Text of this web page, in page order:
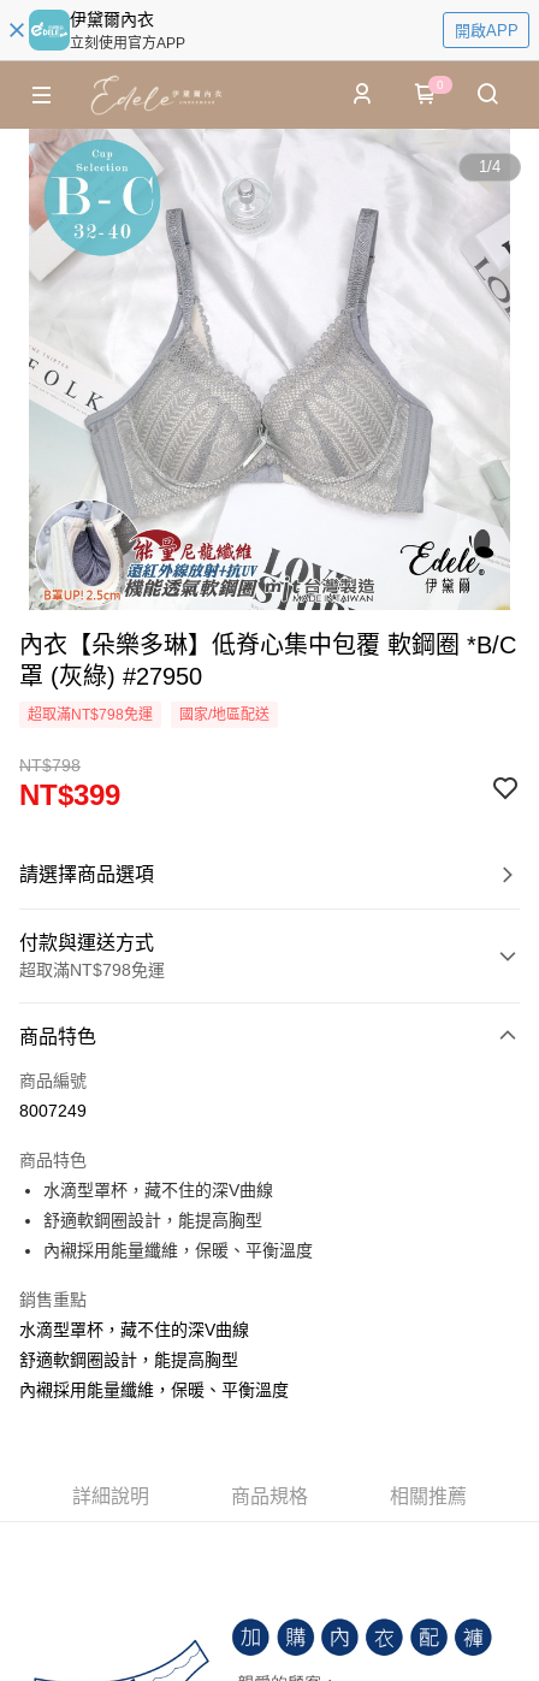
伊黛爾內衣
立刻使用官方APP
開啟APP
0
1/4
內衣【朵樂多琳】低脊心集中包覆 軟鋼圈 *B/C
罩 (灰綠) #27950
超取滿NT$798免運 國家/地區配送
NT$798
NT$399
請選擇商品選項
付款與運送方式
超取滿NT$798免運
信用卡一次付款
超商取貨付款
Apple Pay
街口支付
ATM付款
貨到付款
每筆NT$70，滿NT$799(含以上)免運費
每筆NT$70，滿NT$799(含以上)免運費
商品特色
商品編號
8007249
商品特色
水滴型罩杯，藏不住的深V曲線
舒適軟鋼圈設計，能提高胸型
內襯採用能量纖維，保暖、平衡溫度
銷售重點
水滴型罩杯，藏不住的深V曲線
舒適軟鋼圈設計，能提高胸型
內襯採用能量纖維，保暖、平衡溫度
詳細說明 商品規格 相關推薦